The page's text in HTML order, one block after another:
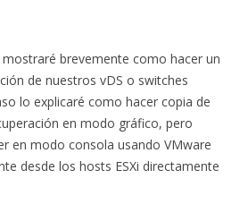
brevemente como hacer un
de nuestros vDS o switches
lo explicaré como hacer copia de
en modo gráfico, pero
en modo consola usando VMware
desde los hosts ESXi directamente